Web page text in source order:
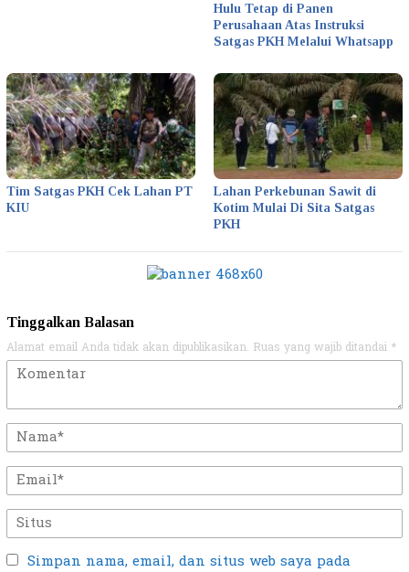
Hulu Tetap di Panen
Perusahaan Atas Instruksi
Satgas PKH Melalui Whatsapp
Tim Satgas PKH Cek Lahan PT
KIU
Lahan Perkebunan Sawit di
Kotim Mulai Di Sita Satgas
PKH
Tinggalkan Balasan
Alamat email Anda tidak akan dipublikasikan. Ruas yang wajib ditandai *
Simpan nama, email, dan situs web saya pada